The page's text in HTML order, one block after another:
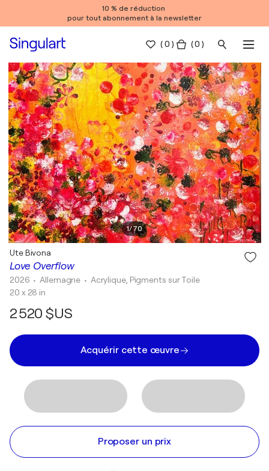
10 % de réduction
pour tout abonnement à la newsletter
(0 ) ( 0 )
1/70
Love Overflow
Ute Bivona
2026 • Allemagne • Acrylique, Pigments sur Toile
20 x 28 in
2 520 $US
Acquérir cette œuvre
Proposer un prix